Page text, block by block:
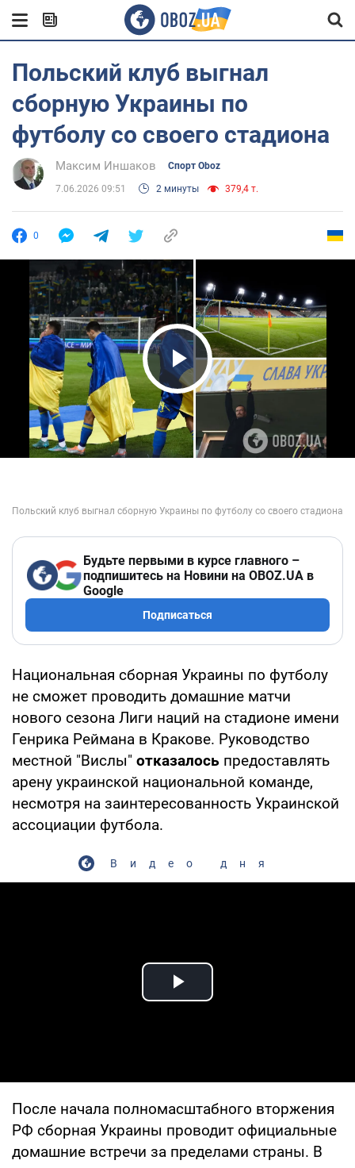
Польский клуб выгнал
сборную Украины по
футболу со своего стадиона
Максим Иншаков Спорт Oboz
7.06.2026 09:51 2 минуты 379,4 т.
0
Play Video
Будьте первыми в курсе главного –
подпишитесь на Новини на OBOZ.UA в
Google
Подписаться
Национальная сборная Украины по футболу
не сможет проводить домашние матчи
нового сезона Лиги наций на стадионе имени
Генрика Реймана в Кракове. Руководство
местной "Вислы" отказалось предоставлять
арену украинской национальной команде,
несмотря на заинтересованность Украинской
ассоциации футбола.
Видео дня
Play Video
После начала полномасштабного вторжения
РФ сборная Украины проводит официальные
домашние встречи за пределами страны. В